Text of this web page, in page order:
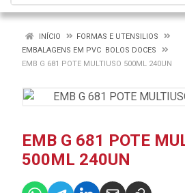
INÍCIO
FORMAS E UTENSILIOS
EMBALAGENS EM PVC BOLOS DOCES
EMB G 681 POTE MULTIUSO 500ML 240UN
EMB G 681 POTE
500ML 240UN